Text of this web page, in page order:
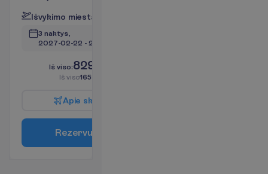
Išvykimo miesta
3 naktys,
2027-02-22 - 2027-02-25
Iš viso:829.00
Iš viso1658.00
Apie sk
Rezervu